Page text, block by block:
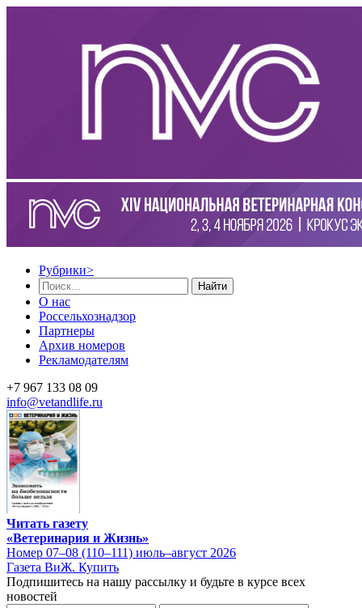
Рубрики>
Найти
О нас
Россельхознадзор
Партнеры
Архив номеров
Рекламодателям
+7 967 133 08 09
info@vetandlife.ru
Читать газету
«Ветеринария и Жизнь»
Номер 07–08 (110–111) июль–август 2026
Газета ВиЖ. Купить
Подпишитесь на нашу рассылку и будьте в курсе всех
новостей